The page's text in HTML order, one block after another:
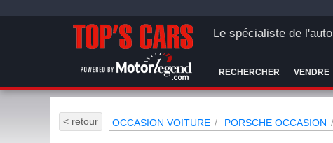
Le spécialiste de
RECHERCHER VENDRE
< retour OCCASION VOITURE PORSCHE OCCASION